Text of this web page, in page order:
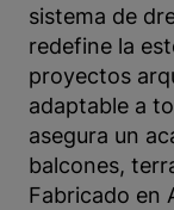
sistema de
redefine la
proyectos
adaptable a
asegura un
balcones,
Fabricado en